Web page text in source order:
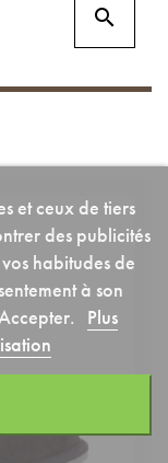

et ceux de tiers
des publicités
habitudes de
à son
Plus